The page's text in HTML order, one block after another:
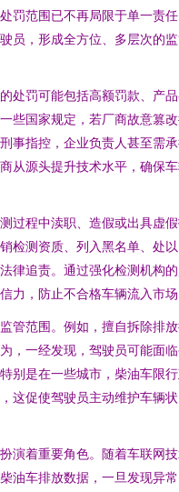
罚范围已不再局限于单一责任
员，形成全方位、多层次的
处罚可能包括高额罚款、产
些国家规定，若厂商故意篡
事指控，企业负责人甚至需
从源头提升技术水平，确保
过程中渎职、造假或出具虚
检测资质、列入黑名单、处
律追责。通过强化检测机构
力，防止不合格车辆流入市
管范围。例如，擅自拆除排
，一经发现，驾驶员可能面
别是在一些城市，柴油车限
这促使驾驶员主动维护车辆状
演着重要角色。随着车联网
油车排放数据，一旦发现异